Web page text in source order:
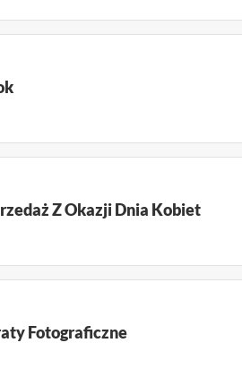
Z Okazji Dnia Kobiet
Fotograficzne